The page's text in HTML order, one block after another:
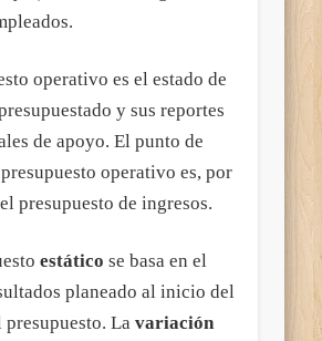
operativo es el estado de
y sus reportes
de apoyo. El punto de
operativo es, por
presupuesto de ingresos.
estático se basa en el
planeado al inicio del
presupuesto. Lavariación